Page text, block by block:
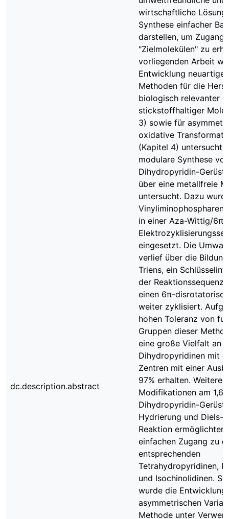
dc.description.abstract
wirtschaftliche Lösung
Synthese einfacher
darstellen, um Zugang
"Zielmolekülen" zu
vorliegenden Arbeit
Entwicklung
Methoden für die
biologisch relevanter
stickstoffhaltiger
3) sowie für
oxidative
(Kapitel 4) untersucht.
modulare Synthese
Dihydropyridin-
über eine metallfreie
untersucht. Dazu
in einer Aza-Wittig/6π-
eingesetzt. Die
verlief über die
Triens, ein
der Reaktionssequenz,
einen 6π-
weiter zyklisiert.
hohen Toleranz von
Gruppen dieser
eine große Vielfalt an
Dihydropyridinen mit
Zentren mit einer
97% erhalten. Weitere
Modifikationen am 1,6-
Dihydropyridin-Gerüst
Hydrierung und Diels-
Reaktion ermöglichten
einfachen Zugang zu
entsprechenden
Tetrahydropyridinen,
und Isochinolidinen.
wurde die Entwicklung
asymmetrischen
Methode unter